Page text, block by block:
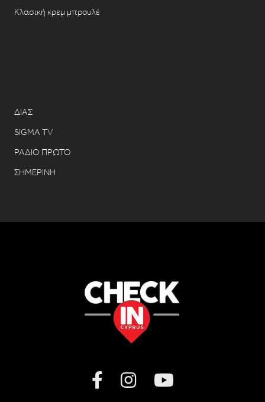
Κλασική κρεμ μπρουλέ
ΔΙΑΣ
SIGMA TV
ΡΑΔΙΟ ΠΡΩΤΟ
ΣΗΜΕΡΙΝΗ